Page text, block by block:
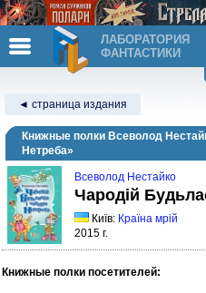
ЛАБОРАТОРИЯ
ФАНТАСТИКИ
◄ страница издания
Книжные полки Всеволод
Нетреба»
Всеволод Нестайко
Чародій
Київ: Країна мрій
2015 г.
Книжные полки посетителей: